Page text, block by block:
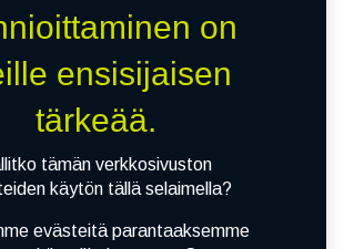
on
ensisijaisen
tärkeää.
tämän verkkosivuston
käytön tällä selaimella?
evästeitä parantaaksemme